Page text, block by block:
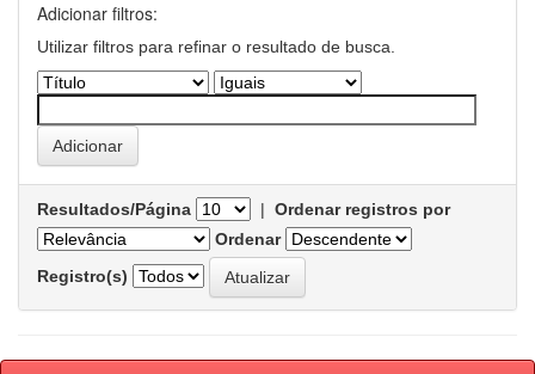
Adicionar filtros:
Utilizar filtros para refinar o resultado de busca.
Resultados/Página | Ordenar registros por
Ordenar
Registro(s)